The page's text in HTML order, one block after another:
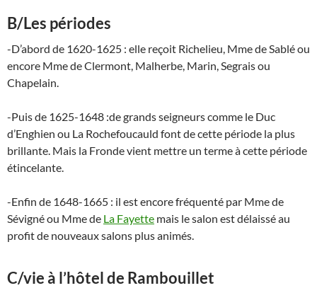
B/Les périodes
-D’abord de 1620-1625 : elle reçoit Richelieu, Mme de Sablé ou
encore Mme de Clermont, Malherbe, Marin, Segrais ou
Chapelain.
-Puis de 1625-1648 :de grands seigneurs comme le Duc
d’Enghien ou La Rochefoucauld font de cette période la plus
brillante. Mais la Fronde vient mettre un terme à cette période
étincelante.
-Enfin de 1648-1665 : il est encore fréquenté par Mme de
Sévigné ou Mme de La Fayette mais le salon est délaissé au
profit de nouveaux salons plus animés.
C/vie à l’hôtel de Rambouillet